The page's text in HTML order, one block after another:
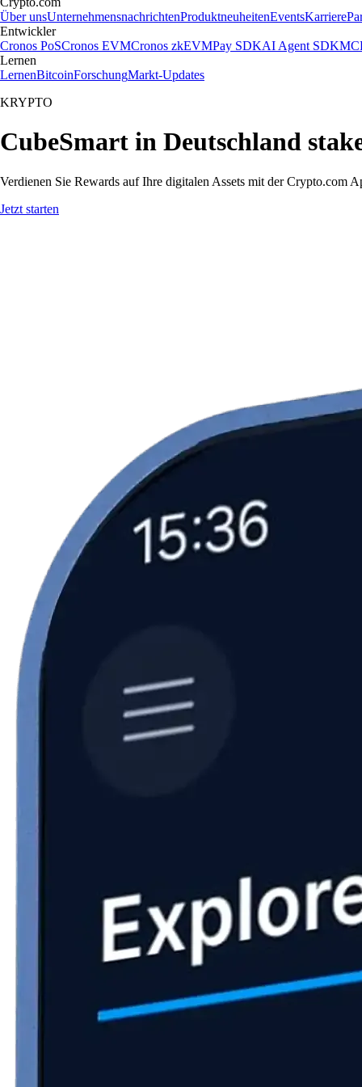
Über unsUnternehmensnachrichtenProduktneuheitenEventsKarriere
Entwickler
Cronos PoSCronos EVMCronos zkEVMPay SDKAI Agent SDK
Lernen
LernenBitcoinForschungMarkt-Updates
KRYPTO
CubeSmart in Deutschland
Verdienen Sie Rewards auf Ihre digitalen Assets mit der Crypto.com
Jetzt starten